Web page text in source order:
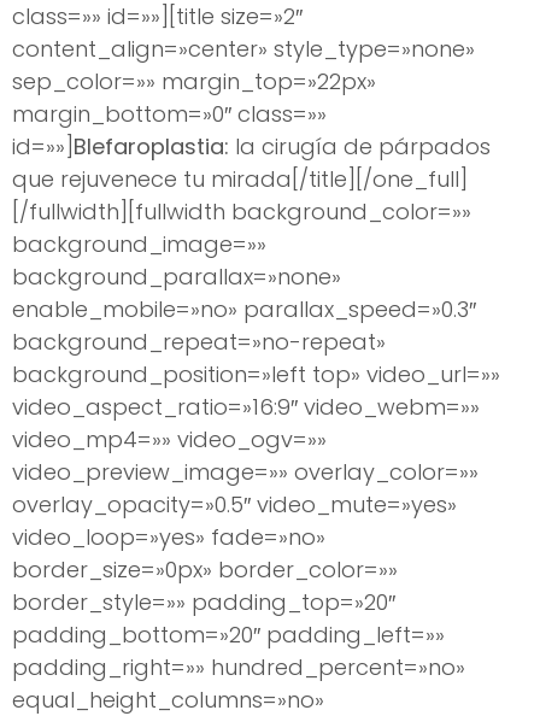
class=»» id=»»][title size=»2″
content_align=»center» style_type=»none»
sep_color=»» margin_top=»22px»
margin_bottom=»0″ class=»»
id=»»] Blefaroplastia: la cirugía de párpados
que rejuvenece tu mirada[/title][/one_full]
[/fullwidth][fullwidth background_color=»»
background_image=»»
background_parallax=»none»
enable_mobile=»no» parallax_speed=»0.3″
background_repeat=»no-repeat»
background_position=»left top» video_url=»»
video_aspect_ratio=»16:9″ video_webm=»»
video_mp4=»» video_ogv=»»
video_preview_image=»» overlay_color=»»
overlay_opacity=»0.5″ video_mute=»yes»
video_loop=»yes» fade=»no»
border_size=»0px» border_color=»»
border_style=»» padding_top=»20″
padding_bottom=»20″ padding_left=»»
padding_right=»» hundred_percent=»no»
equal_height_columns=»no»